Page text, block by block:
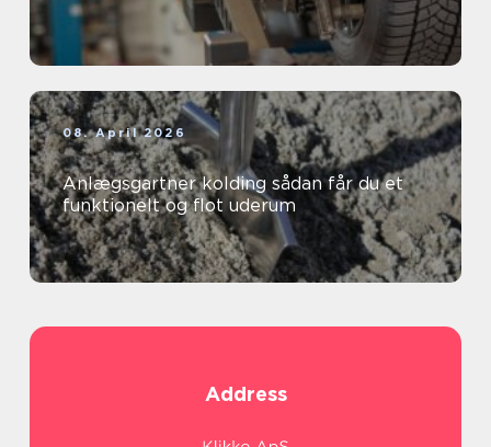
08. April 2026
Anlægsgartner kolding sådan får du et
funktionelt og flot uderum
Address